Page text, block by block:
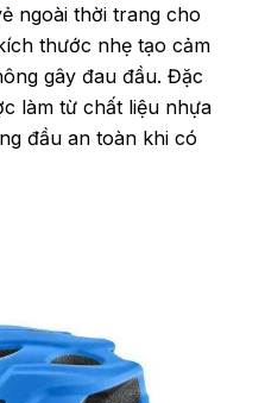
ngoài thời trang cho
thước nhẹ tạo cảm
gây đau đầu. Đặc
làm từ chất liệu nhựa
đầu an toàn khi có